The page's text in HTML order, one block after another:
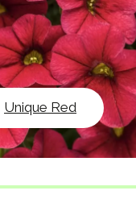
Unique Red